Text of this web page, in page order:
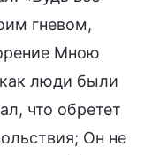
гневом,
Мною
люди были
что обретет
Он не